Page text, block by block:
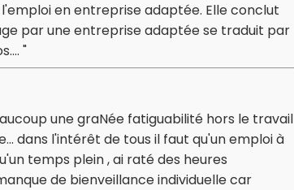
en entreprise adaptée. Elle conclut
par une entreprise adaptée se traduit par
"
une graNée fatiguabilité hors le travail
dans l'intérêt de tous il faut qu'un emploi à
temps plein , ai raté des heures
de bienveillance individuelle car